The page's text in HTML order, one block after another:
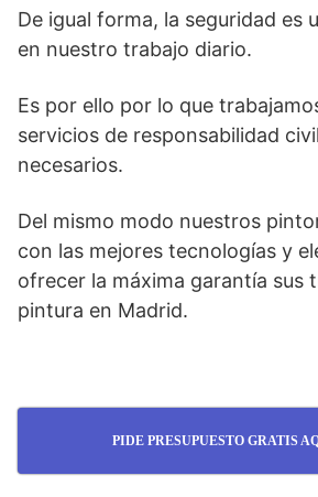
De igual forma, la seguridad es
en nuestro trabajo diario.
Es por ello por lo que
servicios de responsabilidad
necesarios.
Del mismo modo nuestros
con las mejores tecnologías y
ofrecer la máxima garantía sus
pintura en Madrid.
PIDE PRESUPUESTO GRATIS